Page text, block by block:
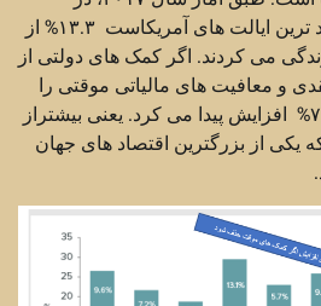
کالیفرنیا که یکی از ثروتمند ترین ایالت های آمریکاست ۱۳.۳% از
می کردند. اگر کمک های دولتی از
و معافیت های مالیاتی موقتی را
در نظر نگیریم این تعداد ۷.۱% افزایش پیدا می کرد. یعنی بیشتراز
که یکی از بزرگترین اقتصاد های جهان